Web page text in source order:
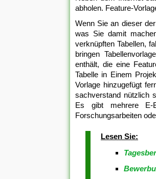
abholen. Feature-
Wenn Sie an dieser
was Sie damit
verknüpften Tabellen,
bringen
enthält, die eine
Tabelle in Einem
Vorlage hinzugefügt
sachverstand nützlich
Es gibt mehrere E-
Forschungsarbeiten
Lesen Sie: